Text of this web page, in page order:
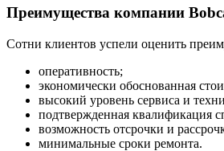
Преимущества компании
Сотни клиентов успели оценить
оперативность;
экономически обоснованная
высокий уровень сервиса и
подтвержденная квалификация
возможность отсрочки и
минимальные сроки ремонта.